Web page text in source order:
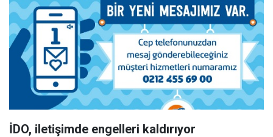
İDO, iletişimde engelleri kaldırıyor